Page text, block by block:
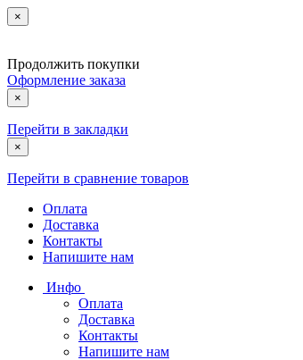
×
Продолжить покупки
Оформление заказа
×
Перейти в закладки
×
Перейти в сравнение товаров
Оплата
Доставка
Контакты
Напишите нам
Инфо
Оплата
Доставка
Контакты
Напишите нам